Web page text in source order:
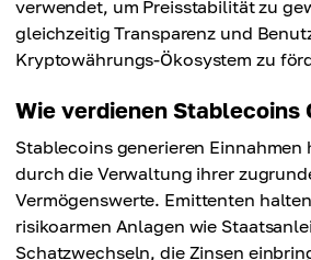
verwendet, um Preisstabilität zu
gleichzeitig Transparenz und
Kryptowährungs-Ökosystem zu
Wie verdienen Stablecoins
Stablecoins generieren
durch die Verwaltung ihrer
Vermögenswerte. Emittenten
risikoarmen Anlagen wie
Schatzwechseln, die Zinsen